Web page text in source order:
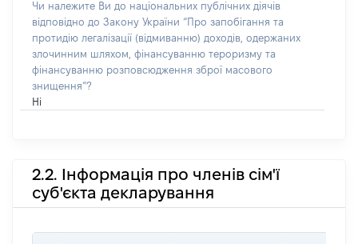
Чи належите Ви до національних публічних діячів
відповідно до Закону України “Про запобігання та
протидію легалізації (відмиванню) доходів, одержаних
злочинним шляхом, фінансуванню тероризму та
фінансуванню розповсюдження зброї масового
знищення”?
Ні
2.2. Інформація про членів сім'ї
суб'єкта декларування